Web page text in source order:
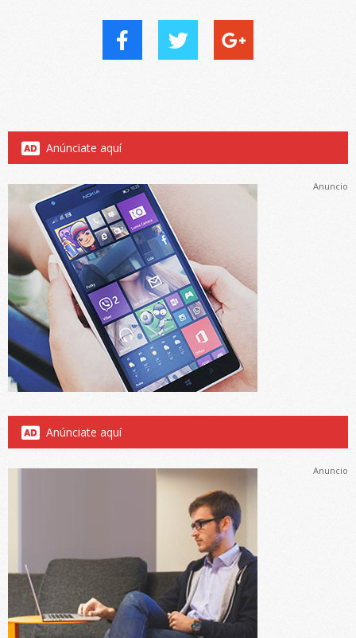
Anúnciate aquí
Anuncio
Anúnciate aquí
Anuncio